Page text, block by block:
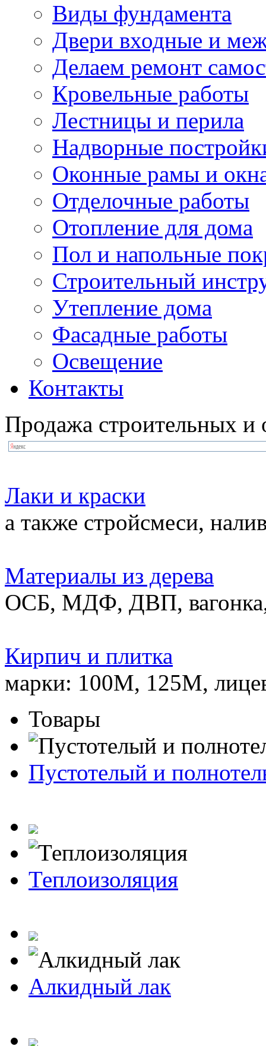
Виды фундамента
Двери входные и
Делаем ремонт
Кровельные работы
Лестницы и перила
Надворные
Оконные рамы и
Отделочные работы
Отопление для дома
Пол и напольные
Строительный
Утепление дома
Фасадные работы
Освещение
Контакты
Продажа строительных и
Лаки и краски
а также стройсмеси,
Материалы из дерева
ОСБ, МДФ, ДВП,
Кирпич и плитка
марки: 100М, 125М,
Товары
Пустотелый и
Теплоизоляция
Алкидный лак